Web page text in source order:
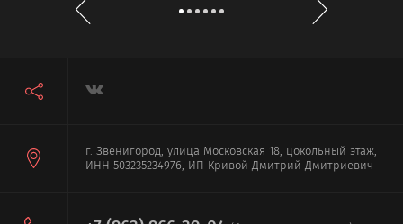
г. Звенигород, улица Московская 18, цокольный этаж,
ИНН 503235234976, ИП Кривой Дмитрий Дмитриевич